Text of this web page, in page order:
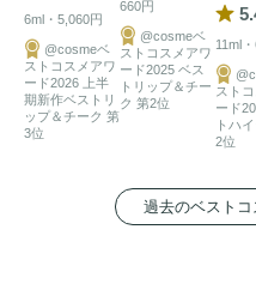
6ml・5,060円
@cosmeベ
ストコスメアワ
ード2026 上半
期新作ベストリ
ップ＆チーク 第
3位
660円
@cosmeベ
ストコスメアワ
ード2025 ベス
トリップ＆チー
ク 第2位
11ml
スト
ード
トハ
2位
過去のベスト